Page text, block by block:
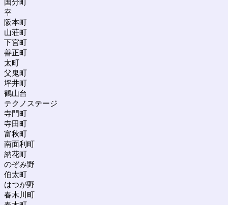
国分町
幸
阪本町
山荘町
下宮町
善正町
太町
父鬼町
坪井町
鶴山台
テクノステージ
寺門町
寺田町
富秋町
南面利町
納花町
のぞみ野
伯太町
はつが野
春木川町